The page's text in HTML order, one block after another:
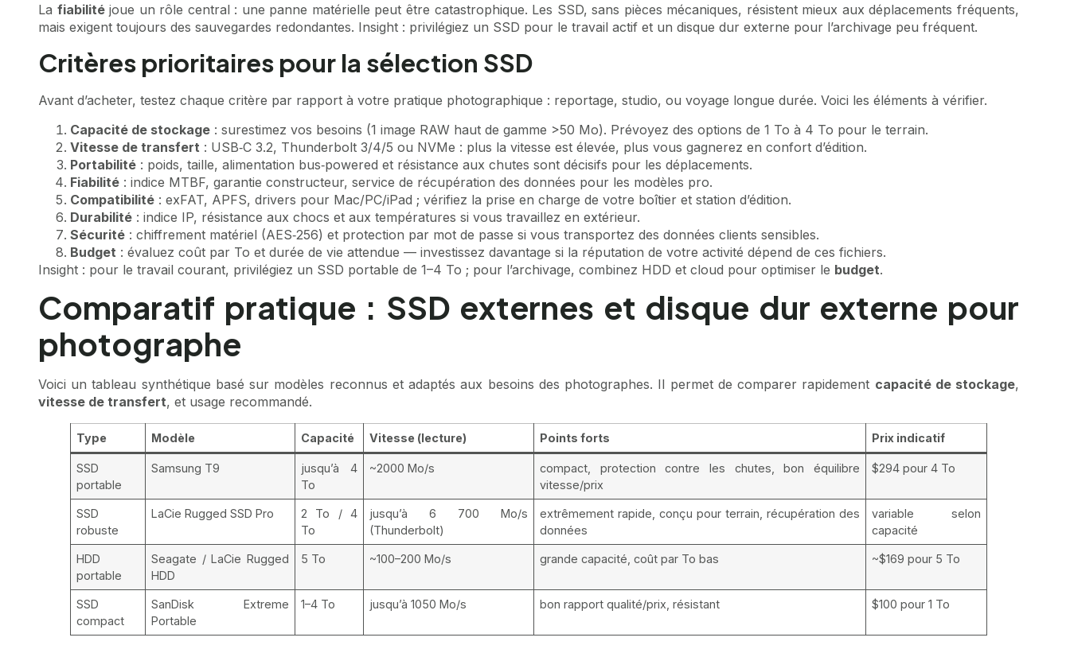
La fiabilitéjoue un rôle central : une panne matérielle peut être catastrophique. Les SSD, sans pièces mécaniques, résistent mieux aux déplacements fréquents,
mais exigent toujours des sauvegardes redondantes. Insight : privilégiez un SSD pour le travail actif et un disque dur externe pour l’archivage peu fréquent.
Critères prioritaires pour la sélection SSD
Avant d’acheter, testez chaque critère par rapport à votre pratique photographique : reportage, studio, ou voyage longue durée. Voici les éléments à vérifier.
Capacité de stockage : surestimez vos besoins (1 image RAW haut de gamme >50 Mo). Prévoyez des options de 1 To à 4 To pour le terrain.
Vitesse de transfert : USB‑C 3.2, Thunderbolt 3/4/5 ou NVMe : plus la vitesse est élevée, plus vous gagnerez en confort d’édition.
Portabilité : poids, taille, alimentation bus‑powered et résistance aux chutes sont décisifs pour les déplacements.
Fiabilité : indice MTBF, garantie constructeur, service de récupération des données pour les modèles pro.
Compatibilité : exFAT, APFS, drivers pour Mac/PC/iPad ; vérifiez la prise en charge de votre boîtier et station d’édition.
Durabilité : indice IP, résistance aux chocs et aux températures si vous travaillez en extérieur.
Sécurité : chiffrement matériel (AES‑256) et protection par mot de passe si vous transportez des données clients sensibles.
Budget : évaluez coût par To et durée de vie attendue — investissez davantage si la réputation de votre activité dépend de ces fichiers.
Insight : pour le travail courant, privilégiez un SSD portable de 1–4 To ; pour l’archivage, combinez HDD et cloud pour optimiser le budget.
Comparatif pratique : SSD externes et disque dur externe pour
photographe
Voici un tableau synthétique basé sur modèles reconnus et adaptés aux besoins des photographes. Il permet de comparer rapidement capacité de stockage,
vitesse de transfert, et usage recommandé.
Type Modèle Capacité Vitesse (lecture) Points forts Prix indicatif
SSD
portable
Samsung T9
jusqu’à 4
To
~2000 Mo/s
compact, protection contre les chutes, bon équilibre
vitesse/prix
$294 pour 4 To
SSD
robuste
LaCie Rugged SSD Pro
2 To / 4
To
jusqu’à 6 700 Mo/s
(Thunderbolt)
extrêmement rapide, conçu pour terrain, récupération des
données
variable selon
capacité
HDD
portable
Seagate / LaCie Rugged
HDD
5 To ~100–200 Mo/s grande capacité, coût par To bas ~$169 pour 5 To
SSD
compact
SanDisk Extreme
Portable
1–4 To jusqu’à 1050 Mo/s bon rapport qualité/prix, résistant $100 pour 1 To